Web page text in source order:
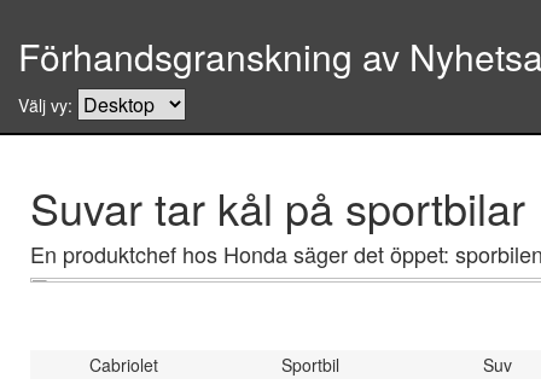
Förhandsgranskning av
Välj vy:
Suvar tar kål på sportbilar
En produktchef hos Honda säger det öppet:
Cabriolet Sportbil
Suv